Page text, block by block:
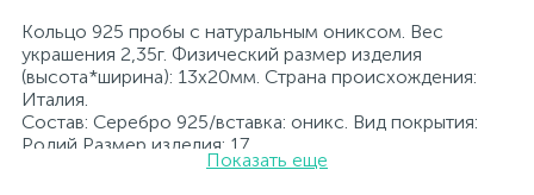
Кольцо 925 пробы с натуральным ониксом. Вес
украшения 2,35г. Физический размер изделия
(высота*ширина): 13x20мм. Страна происхождения:
Италия.
Состав: Серебро 925/вставка: оникс. Вид покрытия:
Родий Размер изделия: 17
Показать еще